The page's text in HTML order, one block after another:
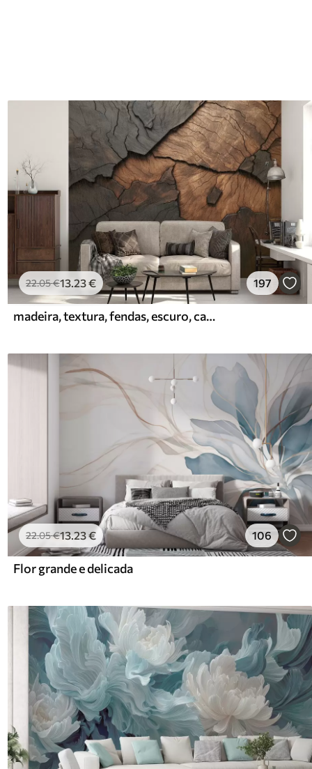
22.05€13.23€ 197
madeira, textura, fendas, escuro, casca, superfície
22.05€13.23€ 106
Flor grande e delicada